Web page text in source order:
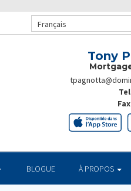
Français
Tony
BLOGUE À PROPOS